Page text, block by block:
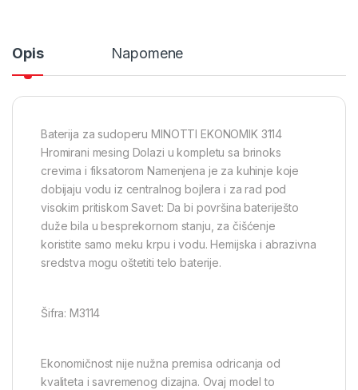
Opis Napomene
Baterija za sudoperu MINOTTI EKONOMIK 3114
Hromirani mesing Dolazi u kompletu sa brinoks
crevima i fiksatorom Namenjena je za kuhinje koje
dobijaju vodu iz centralnog bojlera i za rad pod
visokim pritiskom Savet: Da bi površina bateriješto
duže bila u besprekornom stanju, za čišćenje
koristite samo meku krpu i vodu. Hemijska i abrazivna
sredstva mogu oštetiti telo baterije.
Šifra: M3114
Ekonomičnost nije nužna premisa odricanja od
kvaliteta i savremenog dizajna. Ovaj model to